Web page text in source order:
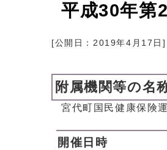
平成30年第
[公開日： 2019年4月17日 ]
附属機関等の名
宮代町国民健康保険
開催日時